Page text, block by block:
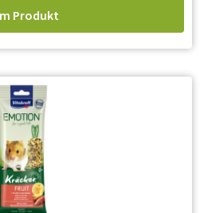
Produkt